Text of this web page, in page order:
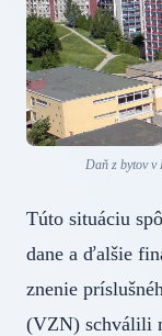
Daň z bytov v
Túto situáciu
dane a ďalšie
znenie
(VZN) schválili